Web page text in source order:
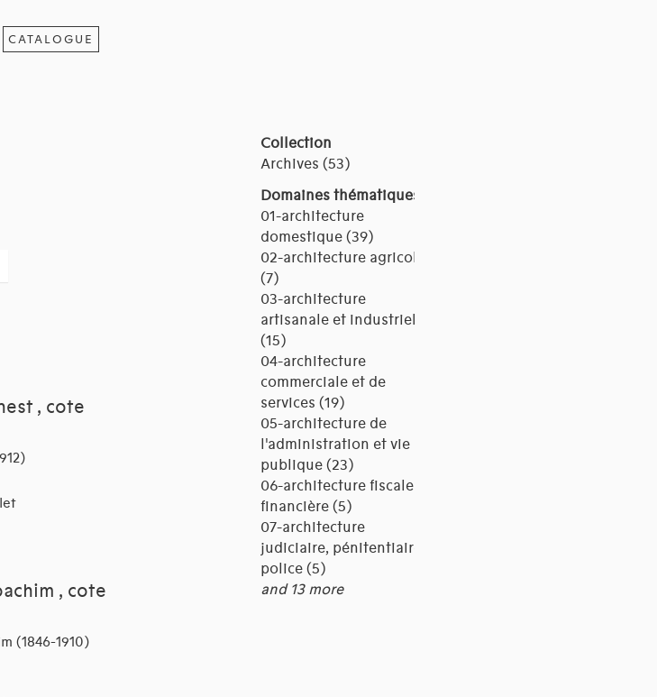
CATALOGUE
, cote
, cote
(1846-1910)
Collection
Archives (53)
Domaines thématiques
01-architecture
domestique (39)
02-architecture agricole
(7)
03-architecture
artisanale et industrielle
(15)
04-architecture
commerciale et de
services (19)
05-architecture de
l'administration et vie
publique (23)
06-architecture fiscale et
financière (5)
07-architecture
judiciaire, pénitentiaire,
police (5)
and 13 more